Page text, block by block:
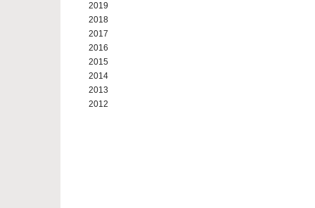
2019
2018
2017
2016
2015
2014
2013
2012